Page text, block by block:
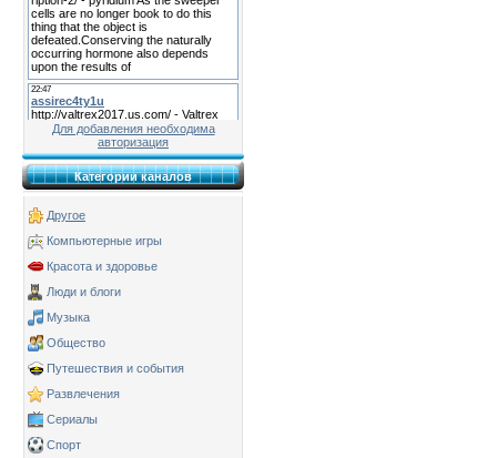
Для добавления необходима
авторизация
Категории каналов
Другое
Компьютерные игры
Красота и здоровье
Люди и блоги
Музыка
Общество
Путешествия и события
Развлечения
Сериалы
Спорт